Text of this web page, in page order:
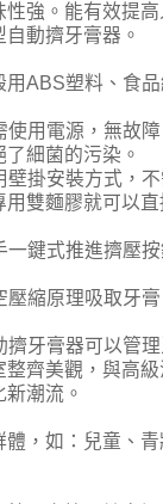
強。能有效提
動擠牙膏器。
ABS塑料、食品
用電源，無故障
細菌的污染。
掛安裝方式，不
雙麵膠就可以
鍵式推進擠壓按
縮原理吸取牙膏
牙膏器可以管理
齊美觀，與高
潮流。
，如：兒童、青